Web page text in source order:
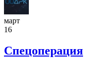
март
16
Спецоперация